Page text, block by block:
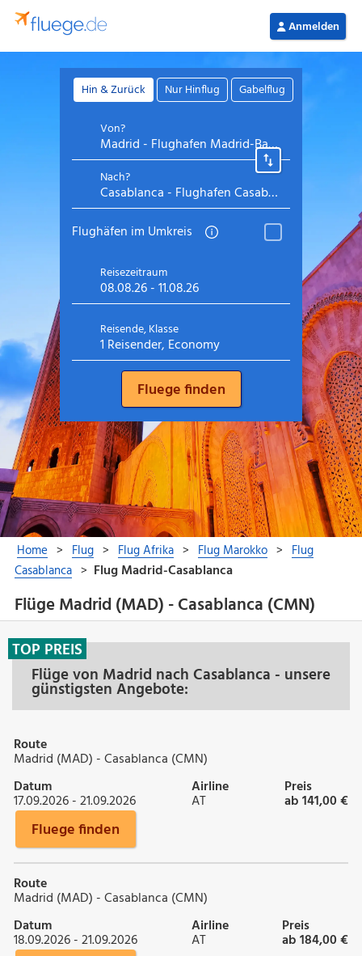
Flüge Madrid (MAD) - Casablanca (CMN)
Flüge von Madrid nach Casablanca - unsere
günstigsten Angebote:
TOP PREIS
Route
Madrid (MAD) - Casablanca (CMN)
Datum
17.09.2026 - 21.09.2026
Airline
AT
Preis
ab 141,00 €
Fluege finden
Route
Madrid (MAD) - Casablanca (CMN)
Datum
18.09.2026 - 21.09.2026
Airline
AT
Preis
ab 184,00 €